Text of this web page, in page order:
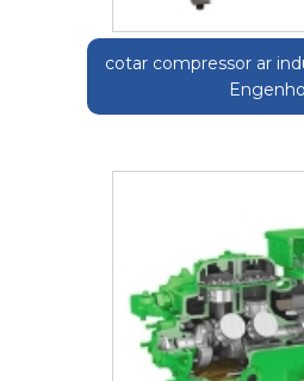
cotar compressor ar
Engenho